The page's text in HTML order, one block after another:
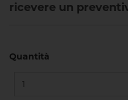
ricevere un
Quantità